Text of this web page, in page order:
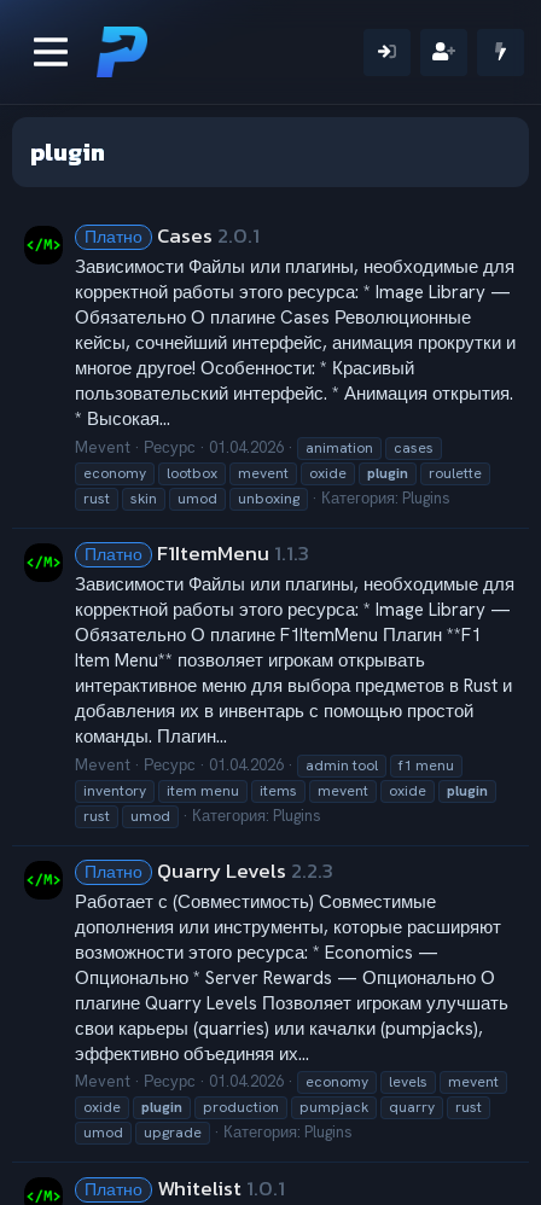
plugin
Платно Cases 2.0.1
Зависимости Файлы или плагины, необходимые для
корректной работы этого ресурса: * Image Library —
Обязательно О плагине Cases Революционные
кейсы, сочнейший интерфейс, анимация прокрутки и
многое другое! Особенности: * Красивый
пользовательский интерфейс. * Анимация открытия.
* Высокая...
Mevent Ресурс 01.04.2026 animation
cases
economy
lootbox mevent oxide plugin
roulette
rust
skin umod unboxing Категория: Plugins
Платно F1ItemMenu 1.1.3
Зависимости Файлы или плагины, необходимые для
корректной работы этого ресурса: * Image Library —
Обязательно О плагине F1ItemMenu Плагин **F1
Item Menu** позволяет игрокам открывать
интерактивное меню для выбора предметов в Rust и
добавления их в инвентарь с помощью простой
команды. Плагин...
Mevent Ресурс 01.04.2026 admin tool
f1 menu
inventory
item menu items mevent oxide
plugin
rust
umod Категория: Plugins
Платно Quarry Levels 2.2.3
Работает с (Совместимость) Совместимые
дополнения или инструменты, которые расширяют
возможности этого ресурса: * Economics —
Опционально * Server Rewards — Опционально О
плагине Quarry Levels Позволяет игрокам улучшать
свои карьеры (quarries) или качалки (pumpjacks),
эффективно объединяя их...
Mevent Ресурс 01.04.2026 economy levels
mevent
oxide
plugin production pumpjack quarry
rust
umod
upgrade Категория: Plugins
Платно Whitelist1.0.1